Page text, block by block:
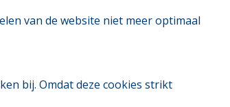
van de website niet meer optimaal
bij. Omdat deze cookies strikt